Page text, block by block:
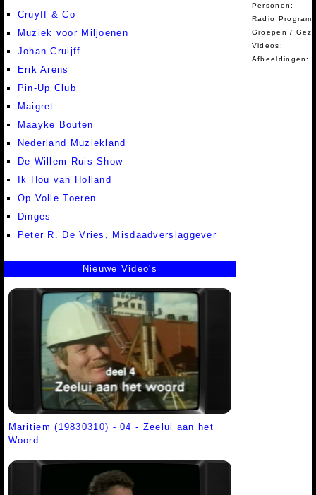
Cruyff & Co
Muziek voor Miljoenen
Johan Cruijff
Erik Arens
Pin-Up Club
Maigret
Maayke Bouten
Nederland Muziekland
De Willem Ruis Show
Ik Hou van Holland
Op Volle Toeren
Dinges
Peter R. De Vries, Misdaadverslaggever
Personen:
Radio
Groepen /
Videos:
Afbeeldingen:
Nieuwe Video's
Maritiem (19830310) - 04 - Zeelui aan het
Woord